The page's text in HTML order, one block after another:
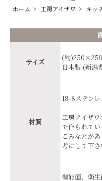
ホーム > 工房アイザワ > キッ
サイズ
(約
日本製 (新潟
材質
18-8ステンレ
工房アイザ
で作られて
こみなどが
考にして下さ
機能面、衛